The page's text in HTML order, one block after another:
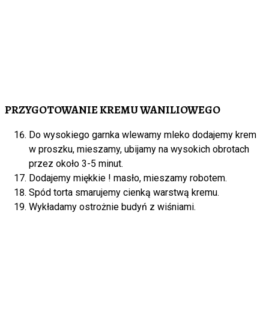
PRZYGOTOWANIE KREMU WANILIOWEGO
Do wysokiego garnka wlewamy mleko dodajemy krem
w proszku, mieszamy, ubijamy na wysokich obrotach
przez około 3-5 minut.
Dodajemy miękkie ! masło, mieszamy robotem.
Spód torta smarujemy cienką warstwą kremu.
Wykładamy ostrożnie budyń z wiśniami.